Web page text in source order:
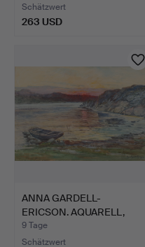
Schätzwert
263 USD
ANNA GARDELL-
ERICSON. AQUARELL,
Küstenmoti…
9 Tage
Schätzwert